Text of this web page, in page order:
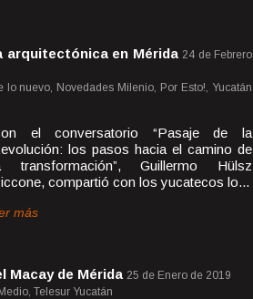
arquitectónica en Mérida 24 de Febrero
nuevo, Novedades Milenio, Por Esto!, Yucatán
el conversatorio “Pasaje de la
los pasos hacia el camino de
transformación”, Guillermo Hülsz
compartió con los yucatecos lo...
más
Macay de Mérida 25 de Enero de 2019
Telesur Yucatán